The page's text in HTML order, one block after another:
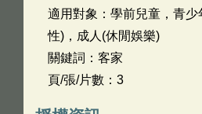
適用對象：學前兒童，青少
性)，成人(休閒娛樂)
關鍵詞：客家
頁/張/片數：3